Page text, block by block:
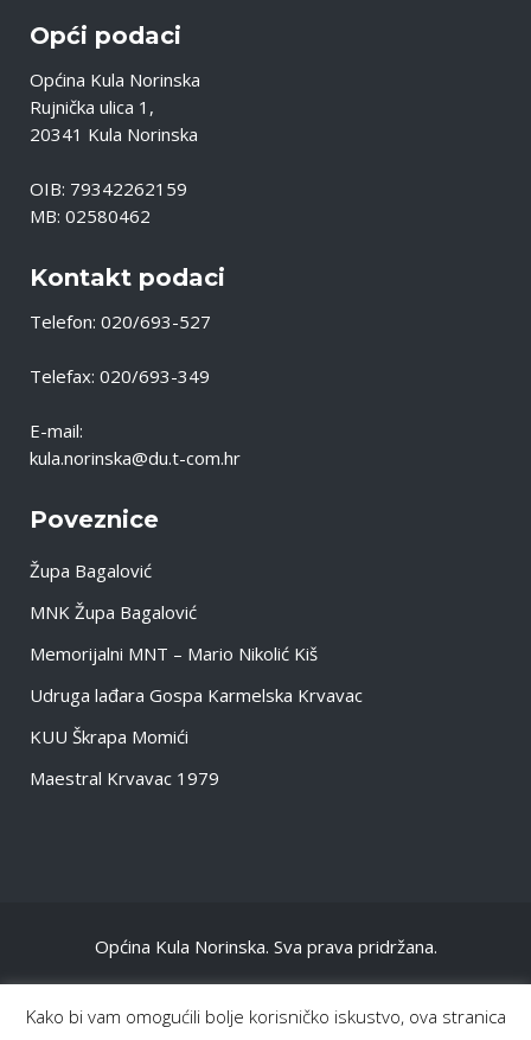
Opći podaci
Općina Kula Norinska
Rujnička ulica 1,
20341 Kula Norinska
OIB: 79342262159
MB: 02580462
Kontakt podaci
Telefon: 020/693-527
Telefax: 020/693-349
E-mail:
kula.norinska@du.t-com.hr
Poveznice
Župa Bagalović
MNK Župa Bagalović
Memorijalni MNT – Mario Nikolić Kiš
Udruga lađara Gospa Karmelska Krvavac
KUU Škrapa Momići
Maestral Krvavac 1979
Općina Kula Norinska. Sva prava pridržana.
NASLOVNA
Kako bi vam omogućili bolje korisničko iskustvo, ova stranica